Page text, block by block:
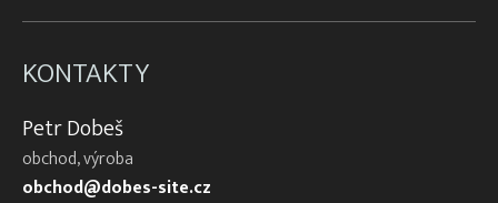
KONTAKTY
Petr Dobeš
obchod, výroba
obchod@dobes-site.cz